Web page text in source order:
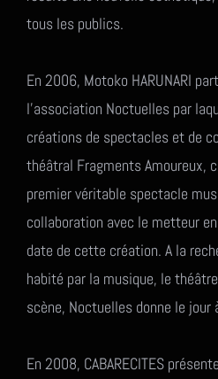
tous les publics.
En 2006, Motoko HARUNARI
l’association Noctuelles par
créations de spectacles et de
théâtral Fragments Amoureux,
premier véritable spectacle
collaboration avec le metteur
date de cette création. A la
habité par la musique, le
scène, Noctuelles donne le jour
En 2008, CABARECITES